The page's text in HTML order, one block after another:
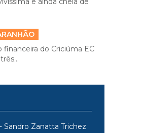
financeira do Criciúma EC
Sandro Zanatta Trichez